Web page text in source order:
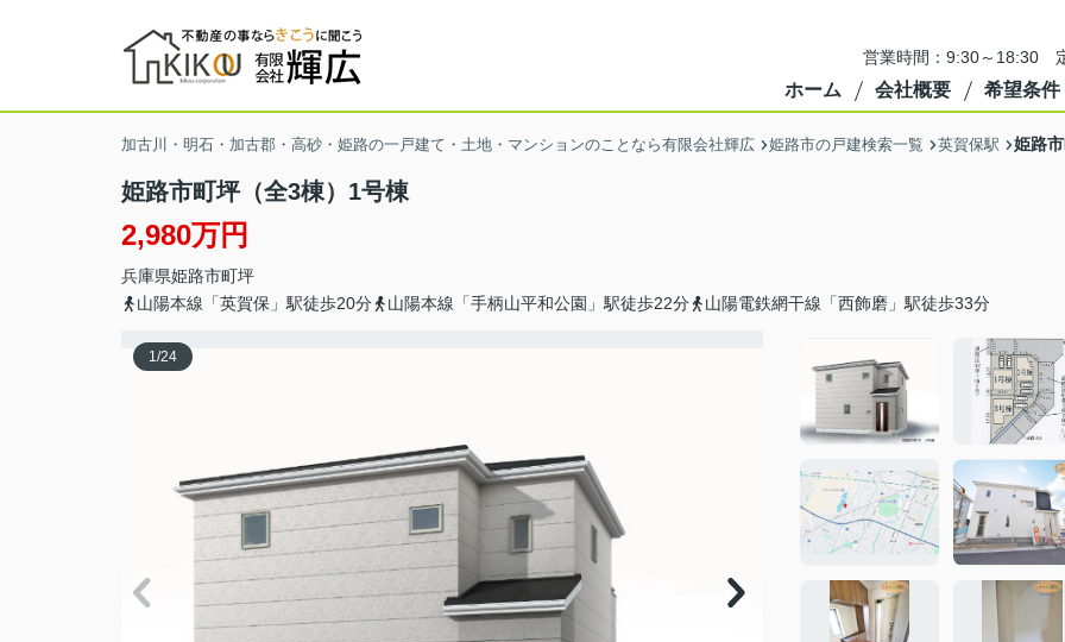
営業時間：9:30～18:30
ホーム 会社概要 希望条件
加古川・明石・加古郡・高砂・姫路の一戸建て・土地・マンションのことなら有限会社輝広 姫路市の戸建検索一覧 英賀保駅 姫路
姫路市町坪（全3棟）1号棟
2,980万円
兵庫県姫路市町坪
山陽本線「英賀保」駅徒歩20分
山陽本線「手柄山平和公園」駅徒歩22分 山陽電鉄網干線「西飾磨」駅徒歩33分
1/24